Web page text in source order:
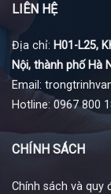
LIÊN HỆ
Địa chỉ: H01-L25,
Nội, thành phố Hà
Email:
Hotline: 0967 800
CHÍNH SÁCH
Chính sách và quy